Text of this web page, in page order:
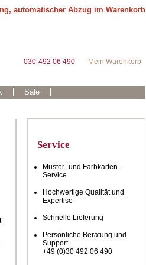
automatischer Abzug im Warenkorb
Mein Warenkorb
030-492 06 490
Sale
Service
Muster- und Farbkarten-
Service
Hochwertige Qualität und
Expertise
Schnelle Lieferung
Persönliche Beratung und
Support
+49 (0)30 492 06 490